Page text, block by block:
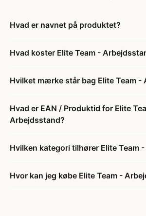
Hvad er navnet på produktet?
Hvad koster Elite Team -
Hvilket mærke står bag Elite Team -
Hvad er EAN / Produktid for Elite
Arbejdsstand?
Hvilken kategori tilhører Elite Team
Hvor kan jeg købe Elite Team -